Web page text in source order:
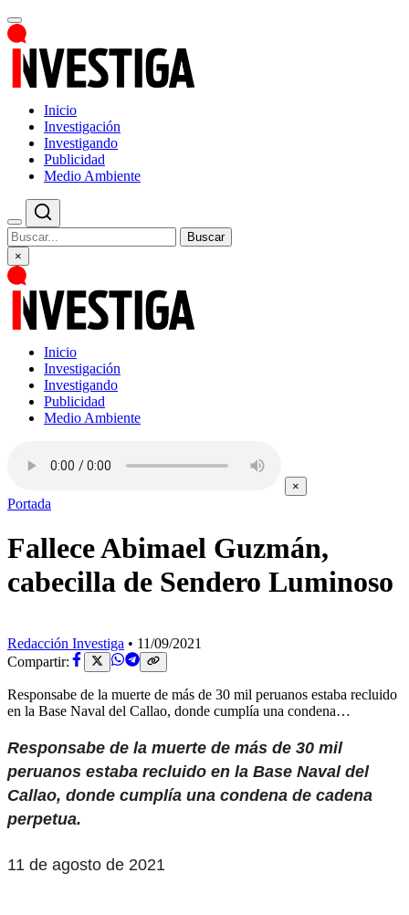
Inicio
Investigación
Investigando
Publicidad
Medio Ambiente
Buscar
×
Inicio
Investigación
Investigando
Publicidad
Medio Ambiente
×
Portada
Fallece Abimael Guzmán,
cabecilla de Sendero Luminoso
Redacción Investiga • 11/09/2021
Compartir:
Responsabe de la muerte de más de 30 mil peruanos estaba recluido
en la Base Naval del Callao, donde cumplía una condena…
Responsabe de la muerte de más de 30 mil
peruanos estaba recluido en la Base Naval del
Callao, donde cumplía una condena de cadena
perpetua.
11 de agosto de 2021